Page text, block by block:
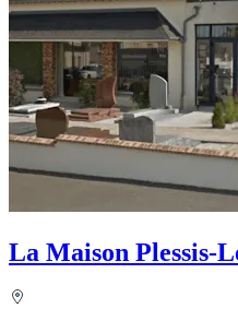
La Maison Plessis-